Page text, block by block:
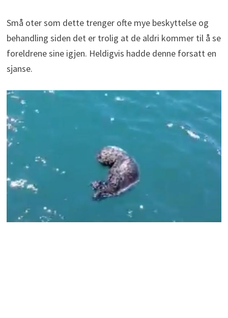
Små oter som dette trenger ofte mye beskyttelse og
behandling siden det er trolig at de aldri kommer til å se
foreldrene sine igjen. Heldigvis hadde denne forsatt en
sjanse.